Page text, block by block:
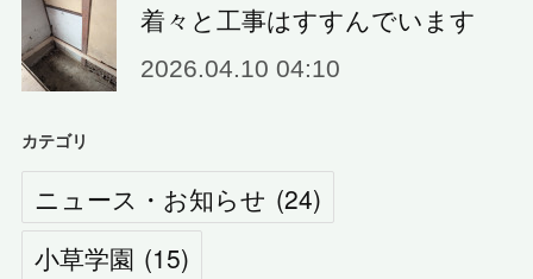
着々と工事はすすんでいます
2026.04.10 04:10
カテゴリ
ニュース・お知らせ (24)
小草学園 (15)